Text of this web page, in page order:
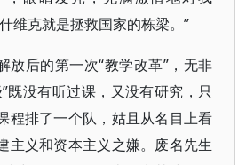
维克就是拯救国家的栋梁。”
放后的第一次“教学改革”，无非
既没有听过课，又没有研究，只
程排了一个队，姑且从名目上看
主义和资本主义之嫌。废名先生